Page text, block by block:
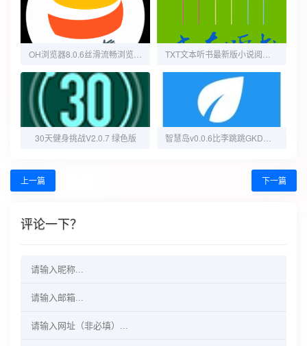
30天健身挑战V2.0.7 绿色版
上一篇 下一篇
评论一下？